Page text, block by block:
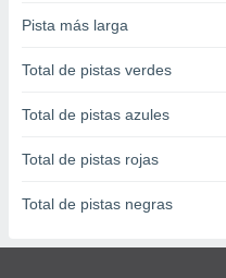
1199
Pista más larga
Total de pistas verdes
Total de pistas azules
Total de pistas rojas
Total de pistas negras